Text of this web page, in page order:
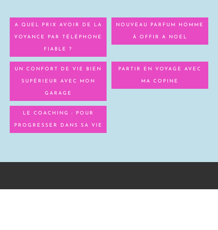
A QUEL PRIX AVOIR DE LA
VOYANCE PAR TÉLÉPHONE
FIABLE ?
NOUVEAU PARFUM HOMME
À OFFIR A NOEL
UN CONFORT DE VIE BIEN
SUPÉRIEUR AVEC MON
GARAGE
PARTIR EN VOYAGE AVEC
MA COPINE
LE COACHING : POUR
PROGRESSER DANS SA VIE